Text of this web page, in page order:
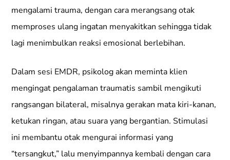
mengalami trauma, dengan cara merangsang otak
memproses ulang ingatan menyakitkan sehingga tidak
lagi menimbulkan reaksi emosional berlebihan.
Dalam sesi EMDR, psikolog akan meminta klien
mengingat pengalaman traumatis sambil mengikuti
rangsangan bilateral, misalnya gerakan mata kiri-kanan,
ketukan ringan, atau suara yang bergantian. Stimulasi
ini membantu otak mengurai informasi yang
“tersangkut,” lalu menyimpannya kembali dengan cara